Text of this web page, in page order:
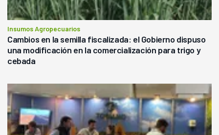
Insumos Agropecuarios
Cambios en la semilla fiscalizada: el Gobierno dispuso
una modificación en la comercialización para trigo y
cebada